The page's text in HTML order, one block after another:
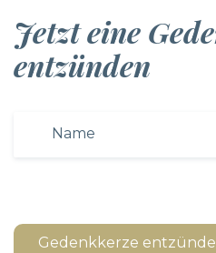
Jetzt eine
entzünden
Gedenkkerze